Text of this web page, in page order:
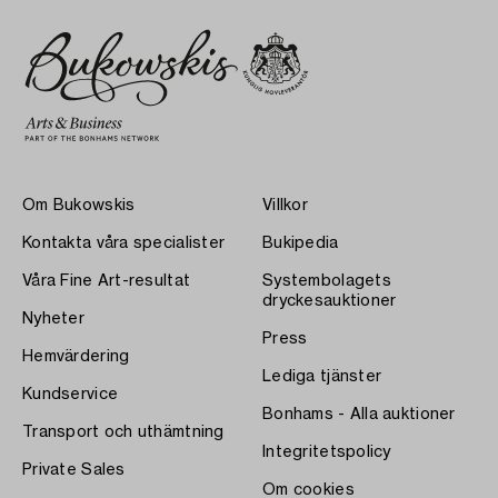
Om Bukowskis
Kontakta våra specialister
Våra Fine Art-resultat
Nyheter
Hemvärdering
Kundservice
Transport och uthämtning
Private Sales
Villkor
Bukipedia
Systembolagets
dryckesauktioner
Press
Lediga tjänster
Bonhams - Alla auktioner
Integritetspolicy
Om cookies